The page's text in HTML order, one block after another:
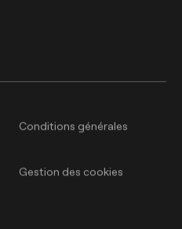
Conditions générales
Gestion des cookies